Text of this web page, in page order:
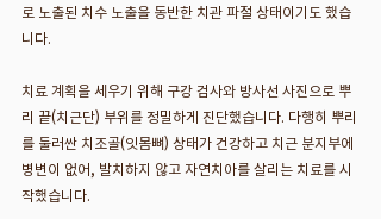
로 노출된 치수 노출을 동반한 치관 파절 상태이기도 했습
니다.
치료 계획을 세우기 위해 구강 검사와 방사선 사진으로 뿌
리 끝(치근단) 부위를 정밀하게 진단했습니다. 다행히 뿌리
를 둘러싼 치조골(잇몸뼈) 상태가 건강하고 치근 분지부에
병변이 없어, 발치하지 않고 자연치아를 살리는 치료를 시
작했습니다.